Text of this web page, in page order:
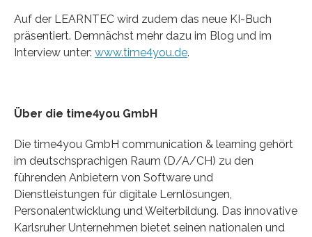
Auf der LEARNTEC wird zudem das neue KI-Buch
präsentiert. Demnächst mehr dazu im Blog und im
Interview unter: www.time4you.de.
Über die time4you GmbH
Die time4you GmbH communication & learning gehört
im deutschsprachigen Raum (D/A/CH) zu den
führenden Anbietern von Software und
Dienstleistungen für digitale Lernlösungen,
Personalentwicklung und Weiterbildung. Das innovative
Karlsruher Unternehmen bietet seinen nationalen und